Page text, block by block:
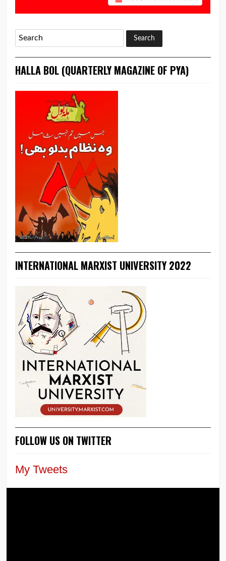
HALLA BOL (QUARTERLY MAGAZINE OF PYA)
INTERNATIONAL MARXIST UNIVERSITY 2022
FOLLOW US ON TWITTER
My Tweets